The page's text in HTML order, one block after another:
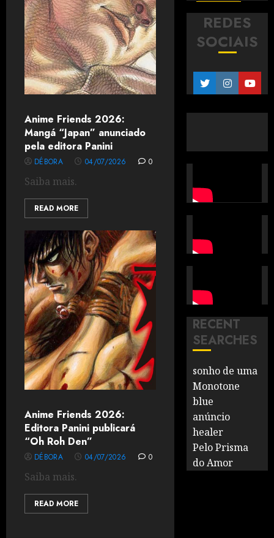
Anime Friends 2026:
Mangá “Japan” anunciado
pela editora Panini
DÉBORA 04/07/2026 0
Saiba mais.
READ MORE
Anime Friends 2026:
Editora Panini publicará
“Oh Roh Den”
DÉBORA 04/07/2026 0
Saiba mais.
READ MORE
REDES
SOCIAIS
RECENT
SEARCHES
sonho de uma
Monotone
blue
anúncio
healer
Pelo Prisma
do Amor